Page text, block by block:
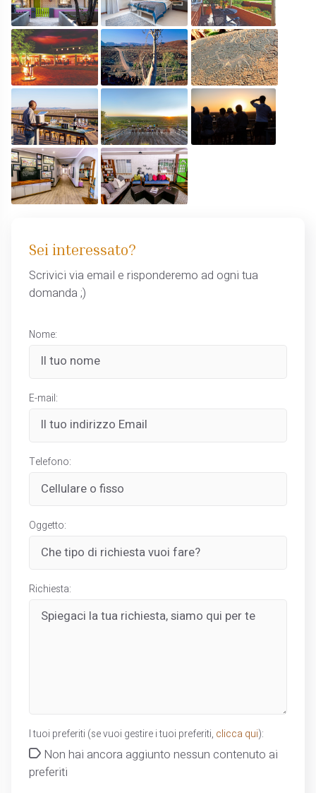
Sei interessato?
Scrivici via email e risponderemo ad ogni tua
domanda ;)
Nome:
E-mail:
Telefono:
Oggetto:
Richiesta:
I tuoi preferiti (se vuoi gestire i tuoi preferiti, clicca qui):
Non hai ancora aggiunto nessun contenuto ai
preferiti